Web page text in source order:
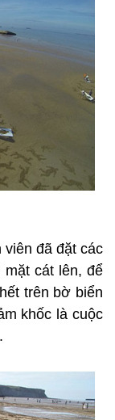
viên đã đặt các
cát lên, để
trên bờ biển
khốc là cuộc